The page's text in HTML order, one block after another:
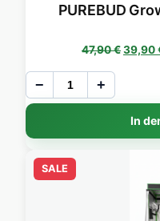
PUREBUD
47,90€39,90
− +
In
SALE